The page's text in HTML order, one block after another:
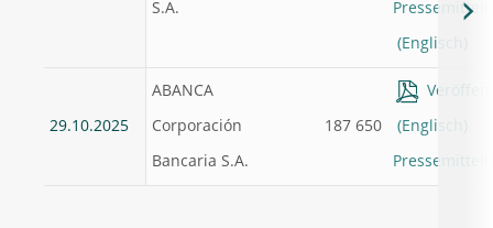
S.A.
29.10.2025
ABANCA
Corporación
Bancaria S.A.
187 650